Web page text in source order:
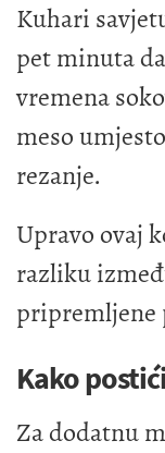
Kuhari
pet minuta
vremena
meso
rezanje.
Upravo ovaj
razliku
pripremljene
Kako
Za dodatnu